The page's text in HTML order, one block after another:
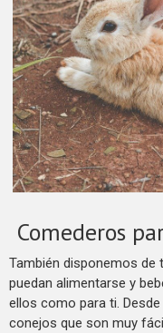
Comederos
También disponemos
puedan alimentarse y
ellos como para ti.
conejos que son muy